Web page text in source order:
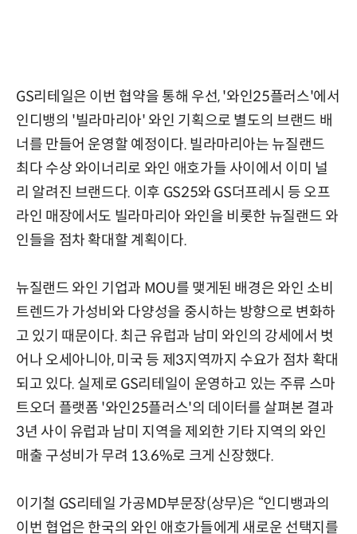
GS리테일은 이번 협약을 통해 우선, '와인25플러스'에서
인디뱅의 '빌라마리아' 와인 기획으로 별도의 브랜드 배
너를 만들어 운영할 예정이다. 빌라마리아는 뉴질랜드
최다 수상 와이너리로 와인 애호가들 사이에서 이미 널
리 알려진 브랜드다. 이후 GS25와 GS더프레시 등 오프
라인 매장에서도 빌라마리아 와인을 비롯한 뉴질랜드 와
인들을 점차 확대할 계획이다.
뉴질랜드 와인 기업과 MOU를 맺게된 배경은 와인 소비
트렌드가 가성비와 다양성을 중시하는 방향으로 변화하
고 있기 때문이다. 최근 유럽과 남미 와인의 강세에서 벗
어나 오세아니아, 미국 등 제3지역까지 수요가 점차 확대
되고 있다. 실제로 GS리테일이 운영하고 있는 주류 스마
트오더 플랫폼 '와인25플러스'의 데이터를 살펴본 결과
3년 사이 유럽과 남미 지역을 제외한 기타 지역의 와인
매출 구성비가 무려 13.6%로 크게 신장했다.
이기철 GS리테일 가공MD부문장(상무)은 “인디뱅과의
이번 협업은 한국의 와인 애호가들에게 새로운 선택지를